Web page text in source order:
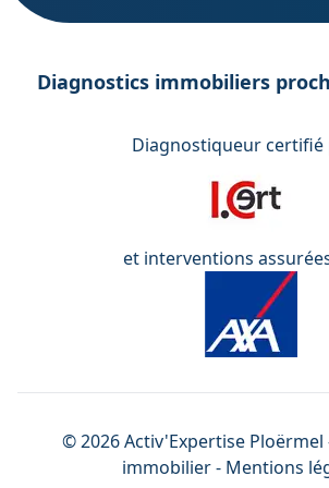
énergétique
Diagnostics immobiliers
Diagnostiqueur certifié
et interventions
©2026Activ'Expertise Ploërmel
immobilier - Mentions